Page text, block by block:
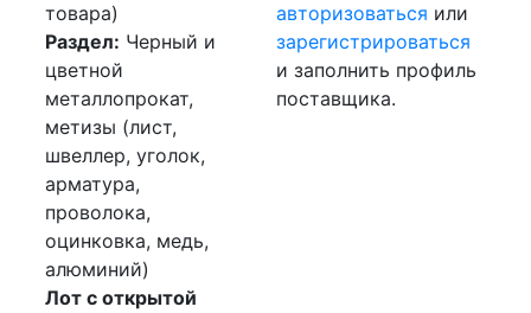
товара)
Раздел: Черный и
цветной
металлопрокат,
метизы (лист,
швеллер, уголок,
арматура,
проволока,
оцинковка, медь,
алюминий)
Лот с открытой
авторизоваться или
зарегистрироваться
и заполнить профиль
поставщика.